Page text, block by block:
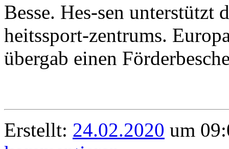
Besse. Hes-sen unterstützt
heitssport-zentrums.
übergab einen
Erstellt: 24.02.2020 um